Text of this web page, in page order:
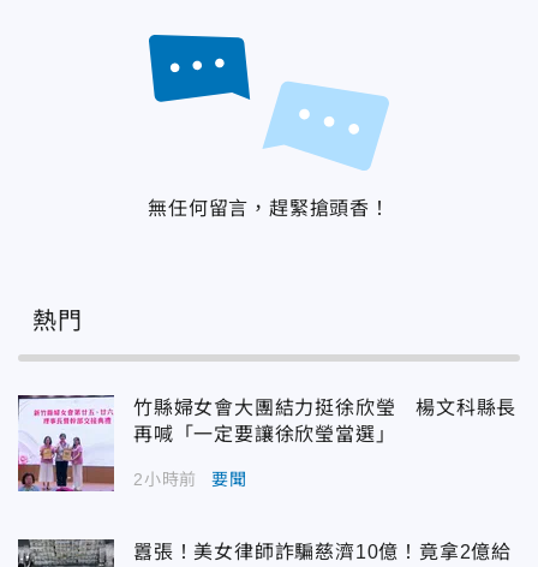
無任何留言，趕緊搶頭香！
熱門
竹縣婦女會大團結力挺徐欣瑩 楊文科縣長
再喊「一定要讓徐欣瑩當選」
2小時前 要聞
囂張！美女律師詐騙慈濟10億！竟拿2億給